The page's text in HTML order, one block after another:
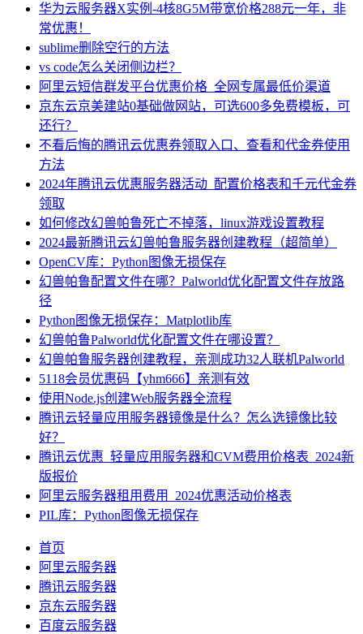
华为云服务器X实例-4核8G5M带宽价格288元一年，非
常优惠！
sublime删除空行的方法
vs code怎么关闭侧边栏？
阿里云短信群发平台优惠价格_全网专属最低价渠道
京东云京美建站0基础做网站，可选600多免费模板，可
还行？
不看后悔的腾讯云优惠券领取入口、查看和代金券使用
方法
2024年腾讯云优惠服务器活动_配置价格表和千元代金券
领取
如何修改幻兽帕鲁死亡不掉落，linux游戏设置教程
2024最新腾讯云幻兽帕鲁服务器创建教程（超简单）
OpenCV库：Python图像无损保存
幻兽帕鲁配置文件在哪？Palworld优化配置文件存放路
径
Python图像无损保存：Matplotlib库
幻兽帕鲁Palworld优化配置文件在哪设置？
幻兽帕鲁服务器创建教程，亲测成功32人联机Palworld
5118会员优惠码【yhm666】亲测有效
使用Node.js创建Web服务器全流程
腾讯云轻量应用服务器镜像是什么？怎么选镜像比较
好？
腾讯云优惠_轻量应用服务器和CVM费用价格表_2024新
版报价
阿里云服务器租用费用_2024优惠活动价格表
PIL库：Python图像无损保存
首页
阿里云服务器
腾讯云服务器
京东云服务器
百度云服务器